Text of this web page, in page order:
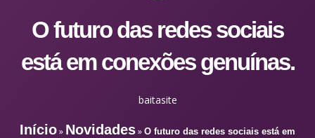
O futuro das redes sociais
está em conexões genuínas.
baitasite
Início» Novidades» O futuro das redes sociais está em